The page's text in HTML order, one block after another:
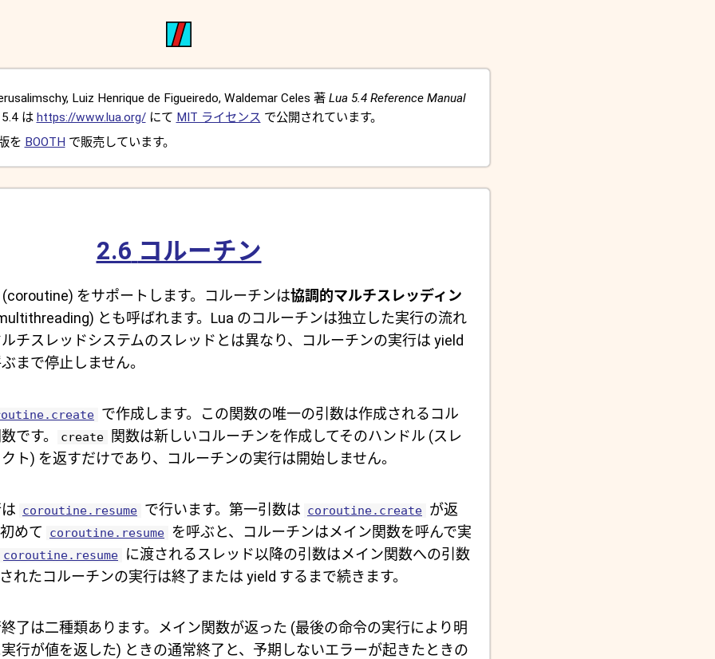
Luiz Henrique de Figueiredo, Waldemar Celes 著 Lua 5.4 Reference Manual
は https://www.lua.org/にて MIT ライセンス で公開されています。
を BOOTH で販売しています。
2.6 コルーチン
をサポートします。コルーチンは協調的マルチスレッディン
とも呼ばれます。Lua のコルーチンは独立した実行の流れ
チスレッドシステムのスレッドとは異なり、コルーチンの実行は yield
まで停止しません。
で作成します。この関数の唯一の引数は作成されるコル
です。
create
関数は新しいコルーチンを作成してそのハンドル (スレ
ト) を返すだけであり、コルーチンの実行は開始しません。
coroutine.resume で行います。第一引数は coroutine.create が返
めて
coroutine.resume を呼ぶと、コルーチンはメイン関数を呼んで実
coroutine.resume
に渡されるスレッド以降の引数はメイン関数への引数
れたコルーチンの実行は終了または yield するまで続きます。
了は二種類あります。メイン関数が返った (最後の命令の実行により明
行が値を返した) ときの通常終了と、予期しないエラーが起きたときの